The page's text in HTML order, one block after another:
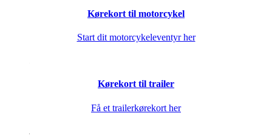
Kørekort til motorcykel
Start dit motorcykeleventyr her
Kørekort til trailer
Få et trailerkørekort her